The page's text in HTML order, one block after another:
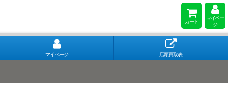
カート
マイペー
ジ
マイページ 店頭買取表